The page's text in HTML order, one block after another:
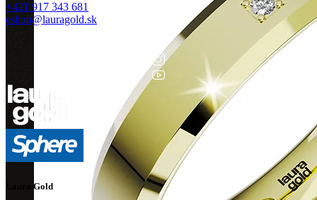
+421 917 343 681
eshop@lauragold.sk
Laura Gold